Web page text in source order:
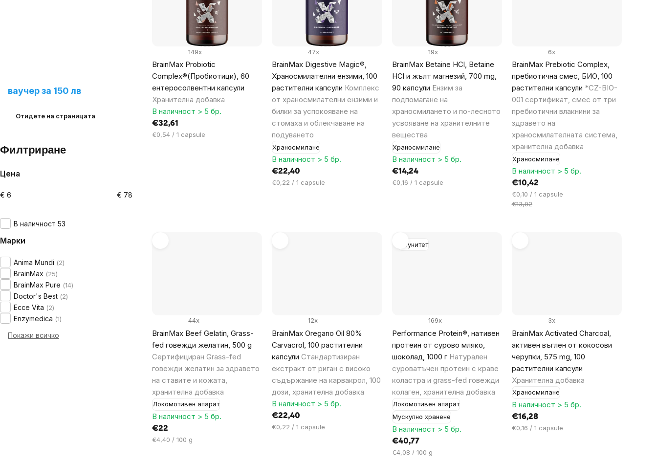
ваучер за 150 лв
Отидете на страницата
Филтриране
Цена
€ 6 € 78
В наличност 53
Марки
Anima Mundi 2
BrainMax 25
BrainMax Pure 14
Doctor's Best 2
Ecce Vita 2
Enzymedica 1
Покажи всичко
products
BrainMax Probiotic
Complex®(Пробиотици), 60
ентеросолвентни капсули
Хранителна добавка
149x
В наличност > 5 бр.
€32,61
Цена
€0,54 / 1 capsule
BrainMax Digestive Magic®,
Храносмилателни ензими, 100
растителни капсули Комплекс
от храносмилателни ензими и
билки за успокояване на
стомаха и облекчаване на
подуването
Храносмилане
47x
В наличност > 5 бр.
€22,40
Цена
€0,22 / 1 capsule
BrainMax Betaine HCl, Betaine
HCl и жълт магнезий, 700 mg,
90 капсули Ензим за
подпомагане на
храносмилането и по-лесното
усвояване на хранителните
вещества
Храносмилане
19x
В наличност > 5 бр.
€14,24
Цена
€0,16 / 1 capsule
BrainMax Prebiotic Complex,
пребиотична смес, БИО, 100
растителни капсули *CZ-BIO-
001 сертификат, смес от три
пребиотични влакнини за
здравето на
храносмилателната система,
хранителна добавка
Храносмилане
6x
В наличност > 5 бр.
€10,42
Цена
за
€0,10 / 1 capsule
€13,02
BrainMax Beef Gelatin, Grass-
fed говежди желатин, 500 g
Сертифициран Grass-fed
говежди желатин за здравето
на ставите и кожата,
хранителна добавка
Локомотивен апарат
44x
В наличност > 5 бр.
€22
Цена
€4,40 / 100 g
BrainMax Oregano Oil 80%
Carvacrol, 100 растителни
капсулиСтандартизиран
екстракт от риган с високо
съдържание на карвакрол, 100
дози, хранителна добавка
12x
В наличност > 5 бр.
€22,40
Цена
€0,22 / 1 capsule
Имунитет
Performance Protein®, нативен
протеин от сурово мляко,
шоколад, 1000 г Натурален
суроватъчен протеин с краве
коластра и grass-fed говежди
колаген, хранителна добавка
Локомотивен апарат
Мускулно хранене
169x
В наличност > 5 бр.
€40,77
Цена
€4,08 / 100 g
BrainMax Activated Charcoal,
активен въглен от кокосови
черупки, 575 mg, 100
растителни капсули
Хранителна добавка
Храносмилане
3x
В наличност > 5 бр.
€16,28
Цена
€0,16 / 1 capsule